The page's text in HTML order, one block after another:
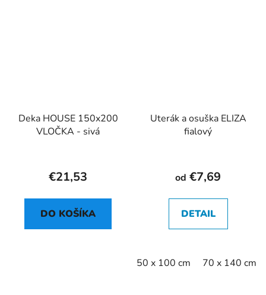
Deka HOUSE 150x200
VLOČKA - sivá
€21,53
DO KOŠÍKA
Uterák a osuška ELIZA
fialový
od €7,69
DETAIL
50 x 100 cm 70 x 140 cm